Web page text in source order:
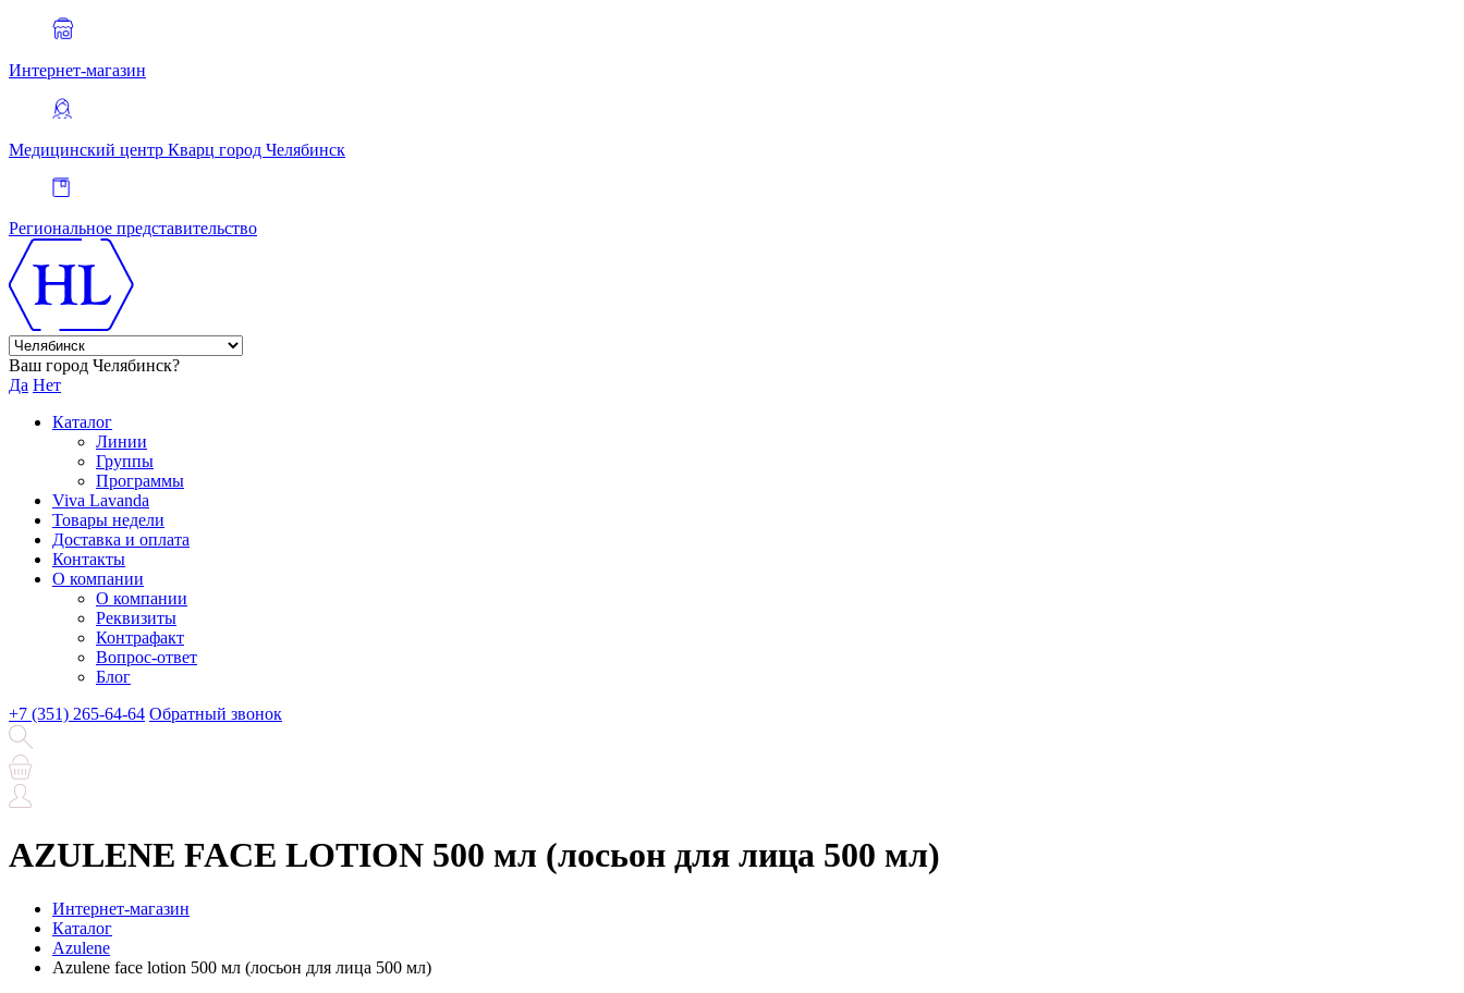
Интернет-магазин
Медицинский центр Кварц город Челябинск
Региональное представительство
Ваш город Челябинск?
Да Нет
Каталог
Линии
Группы
Программы
Viva Lavanda
Товары недели
Доставка и оплата
Контакты
О компании
О компании
Реквизиты
Контрафакт
Вопрос-ответ
Блог
+7 (351) 265-64-64 Обратный звонок
AZULENE FACE LOTION 500 мл (лосьон для лица 500 мл)
Интернет-магазин
Каталог
Azulene
Azulene face lotion 500 мл (лосьон для лица 500 мл)